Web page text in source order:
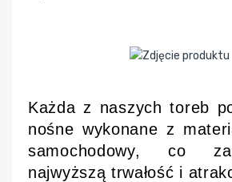
Każda z naszych toreb
nośne wykonane z
samochodowy, co
najwyższą trwałość i